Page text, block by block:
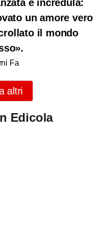
è incredula:
un amore vero
il mondo
Fa
altri
Edicola